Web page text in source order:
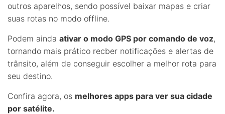
outros aparelhos, sendo possível baixar mapas e criar
suas rotas no modo offline.
Podem ainda ativar o modo GPS por comando de voz,
tornando mais prático recber notificações e alertas de
trânsito, além de conseguir escolher a melhor rota para
seu destino.
Confira agora, os melhores apps para ver sua cidade
por satélite.